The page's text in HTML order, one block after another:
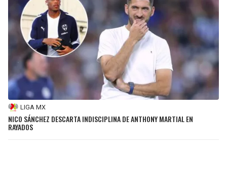
LIGA MX
NICO SÁNCHEZ DESCARTA INDISCIPLINA DE ANTHONY MARTIAL EN
RAYADOS